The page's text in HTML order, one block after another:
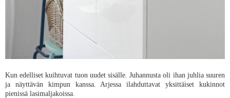
Kun edelliset kuihtuvat tuon uudet sisälle. Juhannusta oli ihan juhlia suuren
ja näyttävän kimpun kanssa. Arjessa ilahduttavat yksittäiset kukinnot
pienissä lasimaljakoissa.